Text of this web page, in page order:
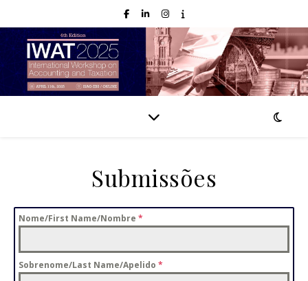
Submissões
Nome/First Name/Nombre *
Sobrenome/Last Name/Apelido *